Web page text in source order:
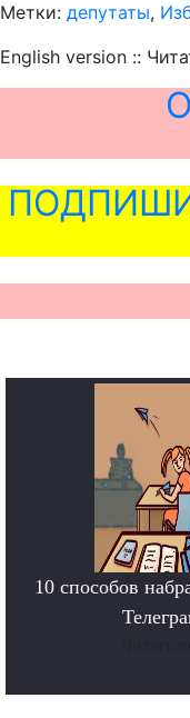
Метки: депутаты,
English version ::
10 способов